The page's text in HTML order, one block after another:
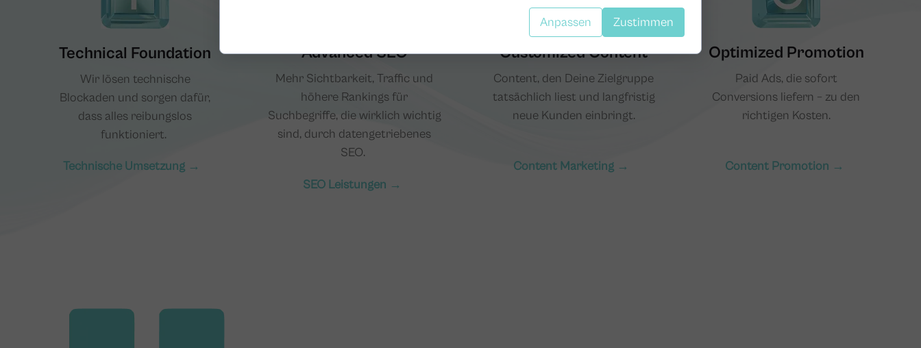
Technical Foundation
Wir lösen technische
Blockaden und sorgen dafür,
dass alles reibungslos
funktioniert.
Technische Umsetzung →
Advanced SEO
Mehr Sichtbarkeit, Traffic und
höhere Rankings für
Suchbegriffe, die wirklich wichtig
sind, durch datengetriebenes
SEO.
SEO Leistungen →
Customized Content
Content, den Deine Zielgruppe
tatsächlich liest und langfristig
neue Kunden einbringt.
Content Marketing →
Optimized Promotion
Paid Ads, die sofort
Conversions liefern – zu den
richtigen Kosten.
Content Promotion →
Anpassen Zustimmen